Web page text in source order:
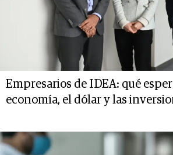
Empresarios de IDEA: qué
economía, el dólar y las